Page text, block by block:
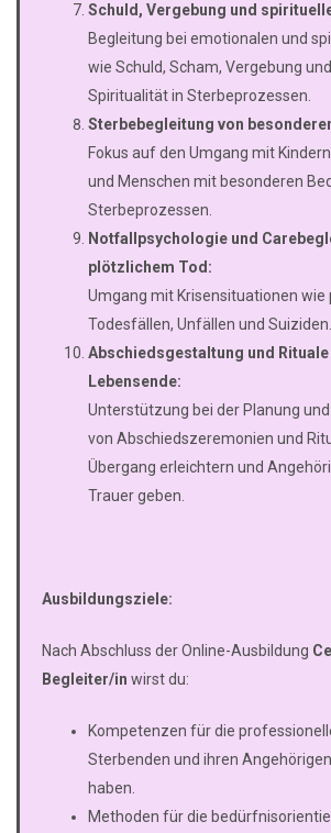
Schuld, Vergebung und
Begleitung bei emotionalen und
wie Schuld, Scham, Vergebung
Spiritualität in Sterbeprozessen.
Sterbebegleitung von
Fokus auf den Umgang mit
und Menschen mit besonderen
Sterbeprozessen.
Notfallpsychologie und
plötzlichem Tod:
Umgang mit Krisensituationen wie
Todesfällen, Unfällen und Suiziden.
Abschiedsgestaltung und Rituale
Lebensende:
Unterstützung bei der Planung
von Abschiedszeremonien und
Übergang erleichtern und
Trauer geben.
Ausbildungsziele:
Nach Abschluss der Online-Ausbildung
Begleiter/in wirst du:
Kompetenzen für die
Sterbenden und ihren
haben.
Methoden für die